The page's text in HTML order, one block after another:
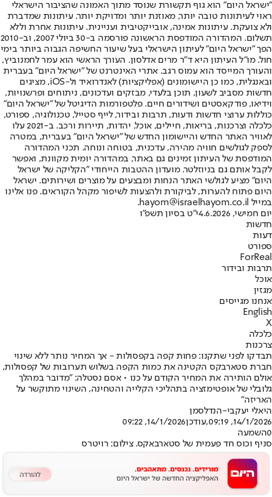
"ישראל היום" הוא גוף תקשורת שנוסד מתוך האמונה שהציבור הישראלי
ראוי לעיתונות טובה יותר, מאוזנת יותר ומדויקת יותר. עיתונות שמדברת
ולא צועקת. עיתונות אמינה, אובייקטיבית ועניינית. עיתונות אחרת וללא
תשלום. המהדורה המודפסת הראשונה פורסמה ב-30 ביולי 2007, וב-2010
הפך "ישראל היום" לעיתון הישראלי בעל שיעור החשיפה הגבוה ביותר בימי
חול. מו"ל העיתון היא ד"ר מרים אדלסון. העורך הראשי הוא עמר לחמנוביץ,
והעורך המייסד הוא עמוס רגב. אתרי האינטרנט של "ישראל היום" בעברית
ובאנגלית, כמו כן היישומונים (אפליקציות) לאנדרואיד ול-iOS, מציגים
חדשות מסביב לשעון, תוכן בלעדי, מבזקים ועדכונים, ניתוחים ופרשנויות,
וידיאו, פודקאסטים ושידורים חיים. פלטפורמות הדיגיטל של "ישראל היום"
כוללות ערוצי חדשות ודעות, תרבות ובידור, לייף סטייל, טכנולוגיה, ספורט,
כלכלה וצרכנות, בריאות, חיילים, אוכל, יהדות, תיירות ורכב. ב-2021 עלו
לאוויר האתר החדש והיישומון החדש של "ישראל היום" בעברית, במטרה
לספק לגולשים חוויה מהירה, עדכנית, בטוחה ונוחה. תכני המהדורה
המודפסת של העיתון זמינים גם באתר, במהדורה יומית מקוונת, ואפשר
לקבל אותם גם בניוזלטר. מועדון ההטבות הייחודי "הקליקה של ישראל
היום" מציע לגולשי האתר הנחות ומבצעים על מוצרים ושירותים. ישראל
היום פתוח להערות, לביקורת ולהצעות לשיפור מקהל הקוראים. פנו אלינו
במייל hayom@israelhayom.co.il.
יום חמישי, 4.6.2026
י"ט בסיון תשפ"ו
חדשות
דעות
ספורט
ForReal
תרבות ובידור
אוכל
מגזין
אנחנו מגייסים
English
X
כלכלה
צרכנות
תבדקו לפני שתקנו: פחות קפה בקפסולות - אך המחיר נותר ללא שינוי
חברת סטארבקס הקטינה את כמות הקפה בשלוש תערובות של קפסולות,
אולם הותירה את המחיר הקודם על כנו • אסם נסטלה: "מדובר במהלך
גלובלי של אופטימזציה בתהליכי הקלייה והטחינה, השינוי מתוקשר על
האריזה"
היאלי יעקבי-הנדלסמן
14/1/2026, 09:19
,עודכן14/1/2026, 09:22
0השמעה
סניף וכוס חד פעמית של סטארבאקס. צילום: רויטרס